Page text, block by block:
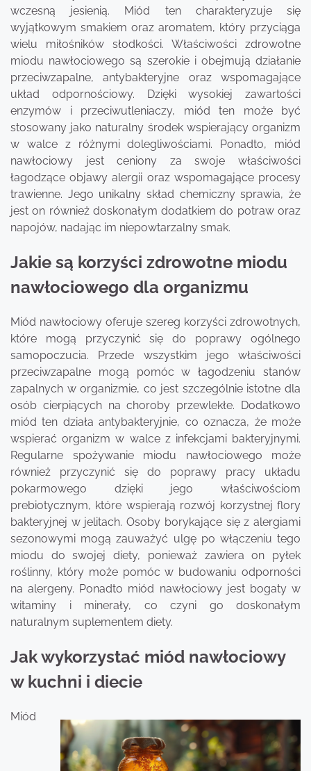
wczesną jesienią. Miód ten charakteryzuje się
wyjątkowym smakiem oraz aromatem, który przyciąga
wielu miłośników słodkości. Właściwości zdrowotne
miodu nawłociowego są szerokie i obejmują działanie
przeciwzapalne, antybakteryjne oraz wspomagające
układ odpornościowy. Dzięki wysokiej zawartości
enzymów i przeciwutleniaczy, miód ten może być
stosowany jako naturalny środek wspierający organizm
w walce z różnymi dolegliwościami. Ponadto, miód
nawłociowy jest ceniony za swoje właściwości
łagodzące objawy alergii oraz wspomagające procesy
trawienne. Jego unikalny skład chemiczny sprawia, że
jest on również doskonałym dodatkiem do potraw oraz
napojów, nadając im niepowtarzalny smak.
Jakie są korzyści zdrowotne miodu
nawłociowego dla organizmu
Miód nawłociowy oferuje szereg korzyści zdrowotnych,
które mogą przyczynić się do poprawy ogólnego
samopoczucia. Przede wszystkim jego właściwości
przeciwzapalne mogą pomóc w łagodzeniu stanów
zapalnych w organizmie, co jest szczególnie istotne dla
osób cierpiących na choroby przewlekłe. Dodatkowo
miód ten działa antybakteryjnie, co oznacza, że może
wspierać organizm w walce z infekcjami bakteryjnymi.
Regularne spożywanie miodu nawłociowego może
również przyczynić się do poprawy pracy układu
pokarmowego dzięki jego właściwościom
prebiotycznym, które wspierają rozwój korzystnej flory
bakteryjnej w jelitach. Osoby borykające się z alergiami
sezonowymi mogą zauważyć ulgę po włączeniu tego
miodu do swojej diety, ponieważ zawiera on pyłek
roślinny, który może pomóc w budowaniu odporności
na alergeny. Ponadto miód nawłociowy jest bogaty w
witaminy i minerały, co czyni go doskonałym
naturalnym suplementem diety.
Jak wykorzystać miód nawłociowy
w kuchni i diecie
Miód